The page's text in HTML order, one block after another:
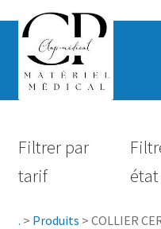
Hygiène
Filtrer par
tarif
. > Produits > COLLIER